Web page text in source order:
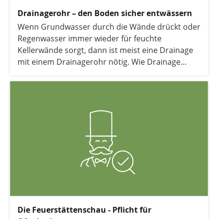
Drainagerohr – den Boden sicher entwässern
Wenn Grundwasser durch die Wände drückt oder
Regenwasser immer wieder für feuchte
Kellerwände sorgt, dann ist meist eine Drainage
mit einem Drainagerohr nötig. Wie Drainage
Die Feuerstättenschau - Pflicht für